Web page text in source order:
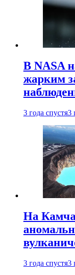
В NASA
жарким
3 года спустя3
На
3 года спустя3